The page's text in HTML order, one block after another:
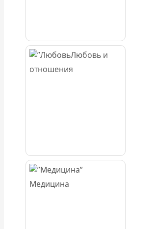
Любовь и
отношения
Медицина